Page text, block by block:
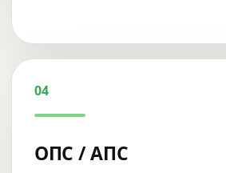
04
ОПС / АПС